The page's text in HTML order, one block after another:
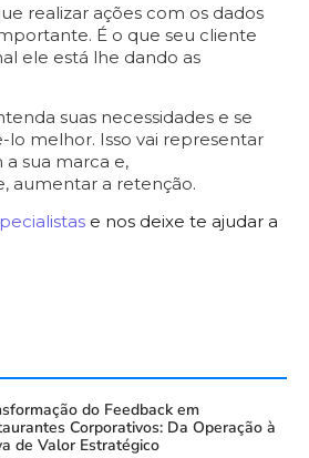
realizar ações com os dados
É o que seu cliente
ele está lhe dando as
suas necessidades e se
lo melhor. Isso vai representar
sua marca e,
aumentar a retenção.
e nos deixe te ajudar a
do Feedback em
Corporativos: Da Operação à
de Valor Estratégico